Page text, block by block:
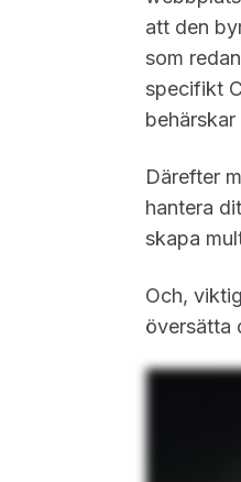
att den
som
specifikt
Därefter
hantera
skapa
Och,
översätta